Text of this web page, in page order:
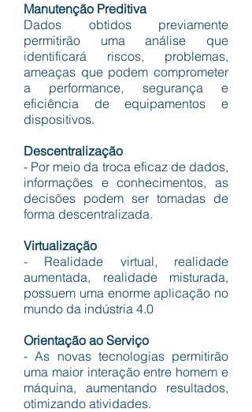
Manutenção Preditiva
Dados obtidos previamente
permitirão uma análise que
identificará riscos, problemas,
ameaças que podem comprometer
a performance, segurança e
eficiência de equipamentos e
dispositivos.
Descentralização
- Por meio da troca eficaz de dados,
informações e conhecimentos, as
decisões podem ser tomadas de
forma descentralizada.
Virtualização
- Realidade virtual, realidade
aumentada, realidade misturada,
possuem uma enorme aplicação no
mundo da indústria 4.0
Orientação ao Serviço
- As novas tecnologias permitirão
uma maior interação entre homem e
máquina, aumentando resultados,
otimizando atividades.